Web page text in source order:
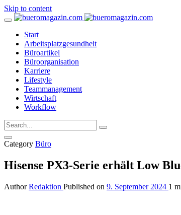
Skip to content
Start
Arbeitsplatzgesundheit
Büroartikel
Büroorganisation
Karriere
Lifestyle
Teammanagement
Wirtschaft
Workflow
Category Büro
Hisense PX3-Serie erhält Low
Author Redaktion Published on 9. September 2024 1